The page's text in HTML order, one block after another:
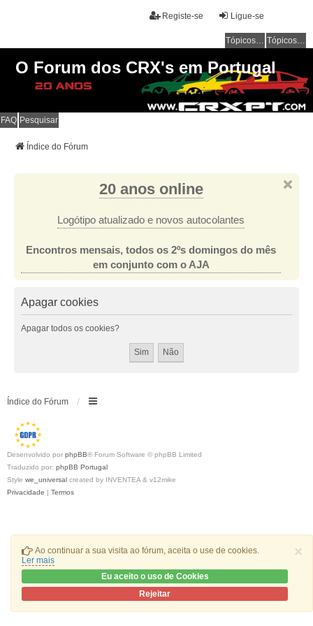
×
Ao continuar a sua visita ao fórum, aceita o use de cookies.
Ler mais
Eu aceito o uso de Cookies
Rejeitar
Ligue-se
Registe-se
Tópicos sem resposta Tópicos ativos
O Forum dos CRX's em Portugal
FAQ Pesquisar
Índice do Fórum
20 anos online
Logótipo atualizado e novos autocolantes
Encontros mensais, todos os 2ºs domingos do mês
em conjunto com o AJA
Apagar cookies
Apagar todos os cookies?
Índice do Fórum
Desenvolvido por phpBB® Forum Software © phpBB Limited
Traduzido por: phpBB Portugal
Style we_universal created by INVENTEA & v12mike
Privacidade | Termos